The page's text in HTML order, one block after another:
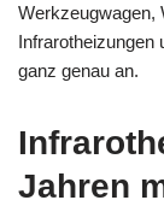
Werkzeugwagen,
Infrarotheizungen
ganz genau an.
Jahren